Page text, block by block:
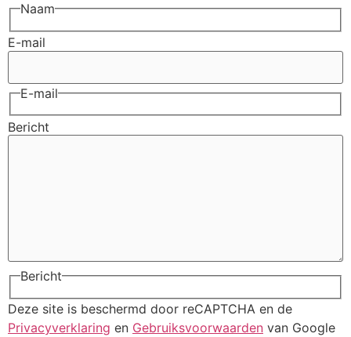
Naam
E-mail
E-mail
Bericht
Bericht
Deze site is beschermd door reCAPTCHA en de
Privacyverklaring en Gebruiksvoorwaarden van Google